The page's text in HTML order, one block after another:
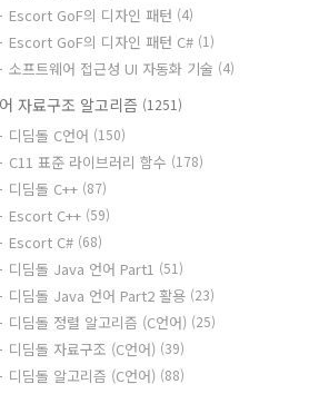
Escort GoF의 디자인 패턴 (4)
Escort GoF의 디자인 패턴 C# (1)
소프트웨어 접근성 UI 자동화 기술 (4)
자료구조 알고리즘 (1251)
디딤돌 C언어 (150)
C11 표준 라이브러리 함수 (178)
디딤돌 C++ (87)
Escort C++ (59)
Escort C# (68)
디딤돌 Java 언어 Part1 (51)
디딤돌 Java 언어 Part2 활용 (23)
디딤돌 정렬 알고리즘 (C언어) (25)
디딤돌 자료구조 (C언어) (39)
디딤돌 알고리즘 (C언어) (88)